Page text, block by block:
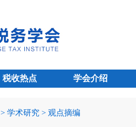
税收热点 学会介绍
> 学术研究 > 观点摘编